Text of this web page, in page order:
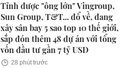
Tỉnh được "ông lớn" Vingroup,
Sun Group, T&T... đổ về, đang
xây sân bay 5 sao top 10 thế giới,
sắp đón thêm 48 dự án với tổng
vốn đầu tư gần 7 tỷ USD
28 phút trước